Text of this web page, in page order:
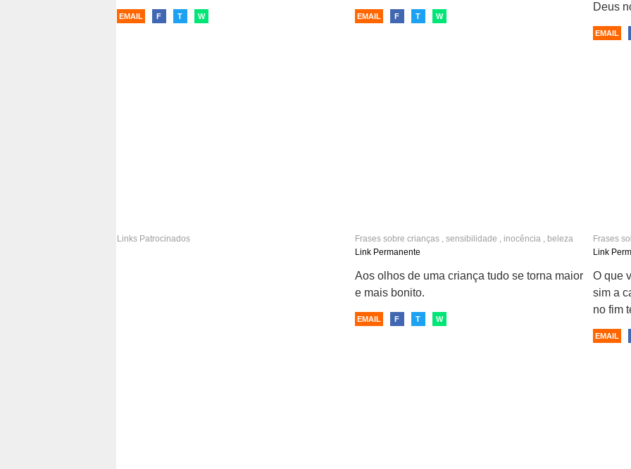
bela.
EMAIL F T W EMAIL F T W
Deus
EMAIL
Links Patrocinados Frases sobre crianças, sensibilidade , inocência, beleza
Link Permanente
Aos olhos de uma criança tudo se torna maior
e mais bonito.
EMAIL F T W
Frases
Link
O que
sim a
no fim
EMAIL